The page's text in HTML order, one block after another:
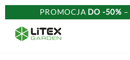
Przejdź
do
treści
PROMOCJA DO -50% –